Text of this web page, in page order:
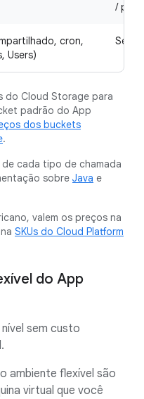
/
cron,
Users)
Sem
do Cloud Storage para
padrão do App
dos buckets
.
cada tipo de chamada
sobre Java e
valem os preços na
SKUs do Cloud Platform
do App
sem custo
ambiente flexível são
virtual que você